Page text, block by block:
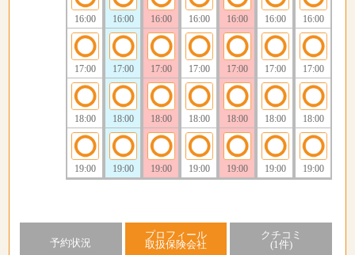
16:00
17:00
18:00
19:00
16:00
17:00
18:00
19:00
16:00
17:00
18:00
19:00
16:00
17:00
18:00
19:00
16:00
17:00
18:00
19:00
16:00
17:00
18:00
19:00
16:00
17:00
18:00
19:00
予約状況
プロフィール
取扱保険会社
クチコミ
(1件)